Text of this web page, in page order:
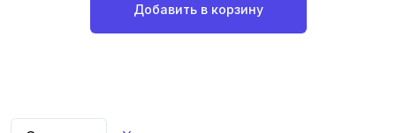
Добавить в корзину